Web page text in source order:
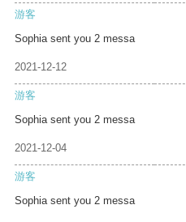
游客
Sophia sent you 2 messa
2021-12-12
游客
Sophia sent you 2 messa
2021-12-04
游客
Sophia sent you 2 messa